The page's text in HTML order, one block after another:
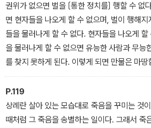
권위가 없으면 벌을 〔통한 정치를〕 행할 수 없
면 현자들을 나오게 할 수 없으며, 벌이 행해
들을 물러나게 할 수 없다. 현자들을 나오게
을 물러나게 할 수 없으면 유능한 사람과 무능
를 찾지 못하게 된다. 이렇게 되면 만물은 마땅
의 변화에 〔적절히〕 대응하지 못할 것이다.
P.119
상례란 살아 있는 모습대로 죽음을 꾸미는 것
때처럼 그 죽음을 송별하는 일이다. 그래서 죽